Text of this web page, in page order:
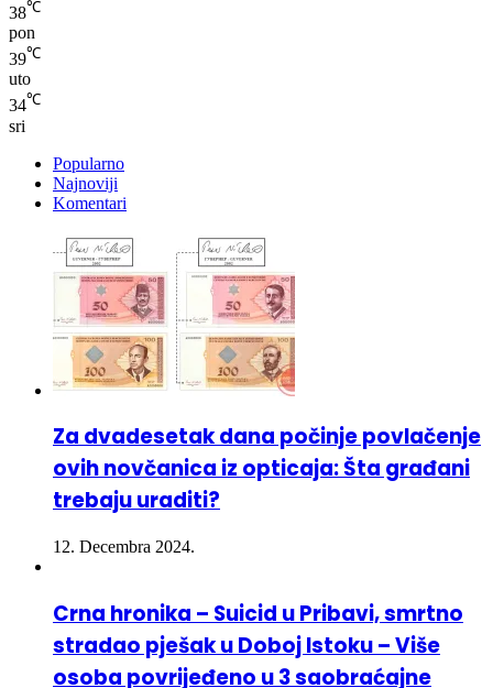
39 ℃
uto
34 ℃
sri
Komentari
Za dvadesetak dana počinje povlačenje
ovih novčanica iz opticaja: Šta građani
trebaju uraditi?
12. Decembra 2024.
stradao pješak u Doboj Istoku – Više
osoba povrijeđeno u 3 saobraćajne
nesreće